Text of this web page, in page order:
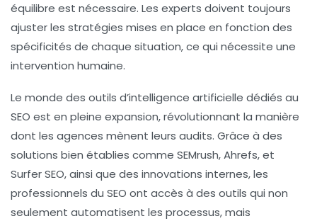
équilibre est nécessaire. Les experts doivent toujours
ajuster les stratégies mises en place en fonction des
spécificités de chaque situation, ce qui nécessite une
intervention humaine.
Le monde des outils d’intelligence artificielle dédiés au
SEO est en pleine expansion, révolutionnant la manière
dont les agences mènent leurs audits. Grâce à des
solutions bien établies comme SEMrush, Ahrefs, et
Surfer SEO, ainsi que des innovations internes, les
professionnels du SEO ont accès à des outils qui non
seulement automatisent les processus, mais